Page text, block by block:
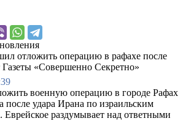
военную операцию в городе Рафах
после удара Ирана по израильским
раздумывает над ответными